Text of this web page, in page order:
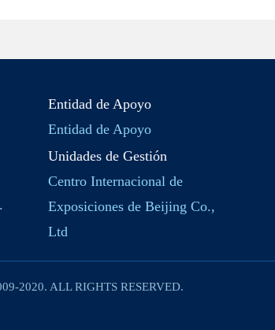
Entidad de Apoyo
Entidad de Apoyo
Unidades de Gestión
Centro Internacional de
Exposiciones de Beijing Co.,
Ltd
2020. ALL RIGHTS RESERVED.